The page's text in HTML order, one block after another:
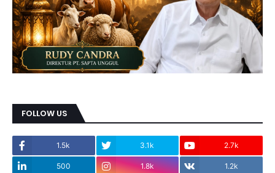
FOLLOW US
1.5k 3.1k 2.7k
500 1.8k 1.2k